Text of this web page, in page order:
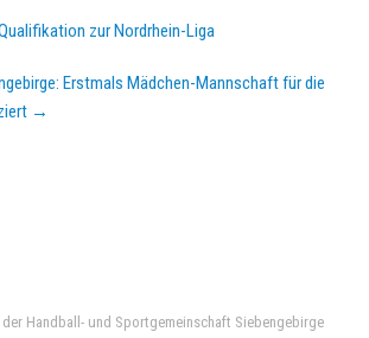
zur Nordrhein-Liga
Erstmals Mädchen-Mannschaft für die
→
Handball- und Sportgemeinschaft Siebengebirge